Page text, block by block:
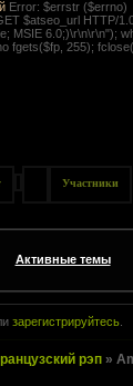
Error: $errstr ($errno)
$atseo_url HTTP/
MSIE 6.0;)\r\n\r\n");
fgets($fp, 255);
Участники
Активные темы
зарегистрируйтесь.
рэп »